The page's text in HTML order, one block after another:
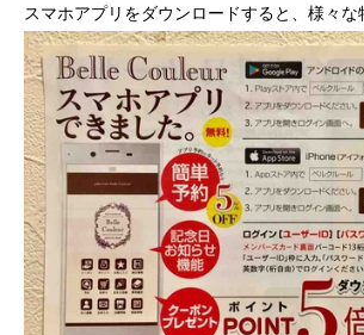
スマホアプリをダウンロードすると、様々な